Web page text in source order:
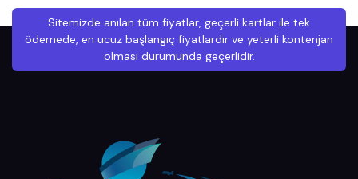
Sitemizde anılan tüm fiyatlar, geçerli kartlar ile tek
ödemede, en ucuz başlangıç fiyatlardır ve yeterli kontenjan
olması durumunda geçerlidir.